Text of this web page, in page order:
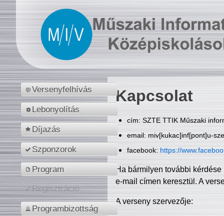
Versenyfelhívás
Lebonyolítás
Díjazás
Szponzorok
Program
Regisztráció
Programbizottság
Kapcsolat
cím: SZTE TTIK Műszaki
email: miv[kukac]inf[pont]u-
facebook: https://
Ha bármilyen további
e-mail címen keresztül. A
A verseny szervezője: